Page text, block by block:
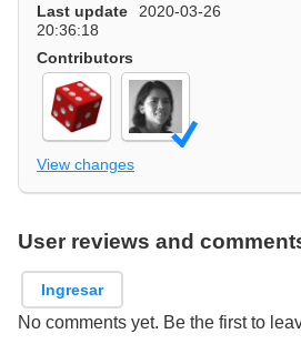
Last update
2020-03-26
20:36:18
Contributors
View changes
User reviews and
Ingresar
No comments yet. Be the first to